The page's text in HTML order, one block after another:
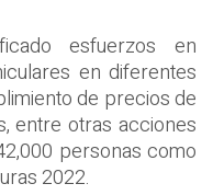
esfuerzos en
en diferentes
de precios de
entre otras acciones
personas como
2022.